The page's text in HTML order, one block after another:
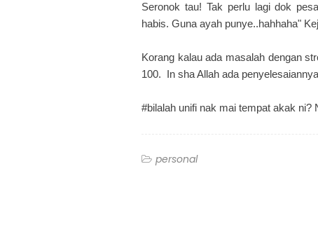
Seronok tau! Tak perlu lagi dok
habis. Guna ayah punye..hahhaha"
Korang kalau ada masalah dengan
100. In sha Allah ada
#bilalah unifi nak mai tempat akak
personal